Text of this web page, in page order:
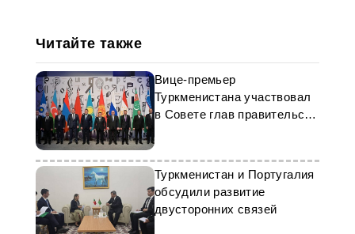
Читайте также
Вице-премьер
Туркменистана участвовал
в Совете глав правительств
Туркменистан и Португалия
обсудили развитие
двусторонних связей